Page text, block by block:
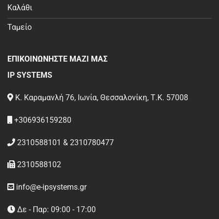
Καλάθι
Ταμείο
ΕΠΙΚΟΙΝΩΝΗΣΤΕ ΜΑΖΙ ΜΑΣ
IP SYSTEMS
Κ. Καραμανλή 76, Ιωνία, Θεσσαλονίκη, Τ.Κ. 57008
+306936159280
2310588101 & 2310780477
2310588102
info@e-ipsystems.gr
Δε - Παρ: 09:00 - 17:00